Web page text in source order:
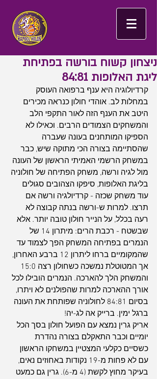
ניצחון קשוח בורשה בפתיחת
ליגת האלופות 84:81
קרדיולוגיה היא ענף ברפואה העוסק
במחלות לב. אוהדי חולון כנראה מכירים
היטב את הענף הזה לאור התקפי הלב
והמשחקים הצמודים הרבים. וכאילו לא
הספיקו המותחנים בעונה שעברה
שהסתיימה בצורה הכי מתוקה שיש, כבר
במשחק הרשמי האמיתי הראשון של העונה
מול לגיה ורשה, משחק הפתיחה של חולוניה
בליגת האלופות, סיפקו הצהובים סגולים
עוד משחק שכזה - קרדיולגיה ורשה אם
תרצו. למרות ש-ורשה בנתה קבוצה לא
רעה בכלל, על הנייר חולון טובה יותר. אלא
שבשטח - רכבת הרים: מיתרון 14 של
הנמרים בפתיחה המשחק הפך לצמוד עד
שהמקומיים ברחו ליתרון 12 ברבע האחרון,
והמשחק הלך להארכה. הנמרים הובילו לכל
אורך ההארכה למרות שהפולנים לא ויתרו,
בסיום 84:81 לחולוניה שפותחת את העונה
ברגל ימין. ברייק אה לג-יה!
אריק גרין נמצא עם הפועל חולון בסך הכל
יומיים וכבר התאקלם בצורה נהדרת
כשסיים כקלעי המצטיין במשחקו הראשון
עם לא פחות מ-19 נקודות באחוזים נאים,
בעיקר מחוץ לקשת (4 מ-6). גרין גם כמעט